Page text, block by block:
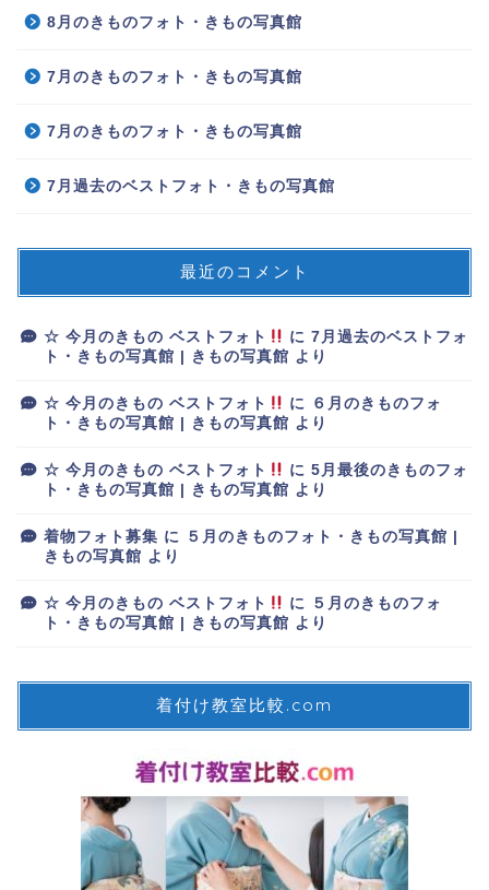
8月のきものフォト・きもの写真館
7月のきものフォト・きもの写真館
7月のきものフォト・きもの写真館
7月過去のベストフォト・きもの写真館
最近のコメント
☆ 今月のきもの ベストフォト に7月過去のベストフォ
ト・きもの写真館 | きもの写真館 より
☆ 今月のきもの ベストフォト に
６月のきものフォ
ト・きもの写真館 | きもの写真館 より
☆ 今月のきもの ベストフォト に5月最後のきものフォ
ト・きもの写真館 | きもの写真館 より
着物フォト募集 に
５月のきものフォト・きもの写真館 |
きもの写真館 より
☆ 今月のきもの ベストフォト に
５月のきものフォ
ト・きもの写真館 | きもの写真館 より
着付け教室比較.com